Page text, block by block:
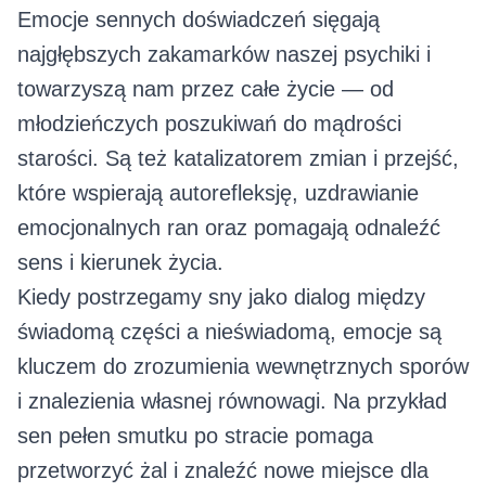
Emocje sennych doświadczeń sięgają
najgłębszych zakamarków naszej psychiki i
towarzyszą nam przez całe życie — od
młodzieńczych poszukiwań do mądrości
starości. Są też katalizatorem zmian i przejść,
które wspierają autorefleksję, uzdrawianie
emocjonalnych ran oraz pomagają odnaleźć
sens i kierunek życia.
Kiedy postrzegamy sny jako dialog między
świadomą części a nieświadomą, emocje są
kluczem do zrozumienia wewnętrznych sporów
i znalezienia własnej równowagi. Na przykład
sen pełen smutku po stracie pomaga
przetworzyć żal i znaleźć nowe miejsce dla